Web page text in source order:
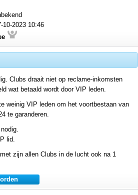
10-2023 10:46
Clubs draait niet op reclame-inkomsten
wat betaald wordt door VIP leden.
weinig VIP leden om het voortbestaan van
te garanderen.
lid.
zijn allen Clubs in de lucht ook na 1